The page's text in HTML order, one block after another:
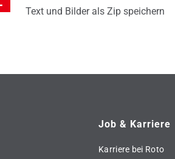
Text und Bilder als Zip speichern
Job & Karriere
Karriere bei Roto